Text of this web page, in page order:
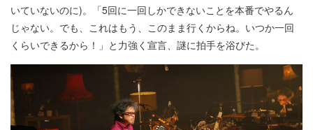
いていないのに)。「5回に一回しかできないことを本番でやるん
じゃない。でも、これはもう、このまま行くからね。いつか一回
くらいできるから！」と力強く宣言、謎に拍手を浴びた。